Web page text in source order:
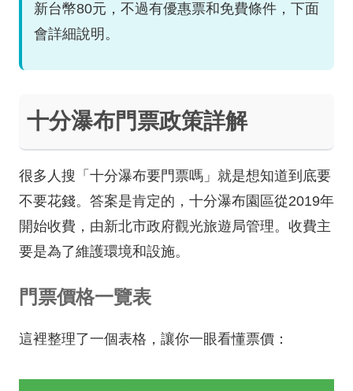
新台幣80元，不過有優惠票和免費條件，下面
會詳細說明。
十分瀑布門票政策詳解
很多人搜「十分瀑布要門票嗎」就是想知道到底要
不要花錢。答案是肯定的，十分瀑布園區從2019年
開始收費，由新北市政府觀光旅遊局管理。收費主
要是為了維護環境和設施。
門票價格一覽表
這裡整理了一個表格，讓你一眼看懂票價：